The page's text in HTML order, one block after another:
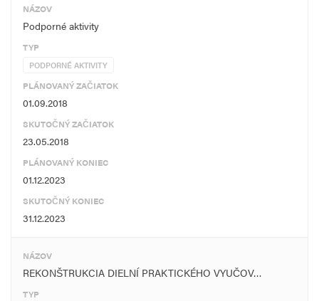
NÁZOV
Podporné aktivity
TYP
PODPORNÉ AKTIVITY
PLÁNOVANÝ ZAČIATOK
01.09.2018
SKUTOČNÝ ZAČIATOK
23.05.2018
PLÁNOVANÝ KONIEC
01.12.2023
SKUTOČNÝ KONIEC
31.12.2023
NÁZOV
REKONŠTRUKCIA DIELNÍ PRAKTICKÉHO VYUČOV…
TYP